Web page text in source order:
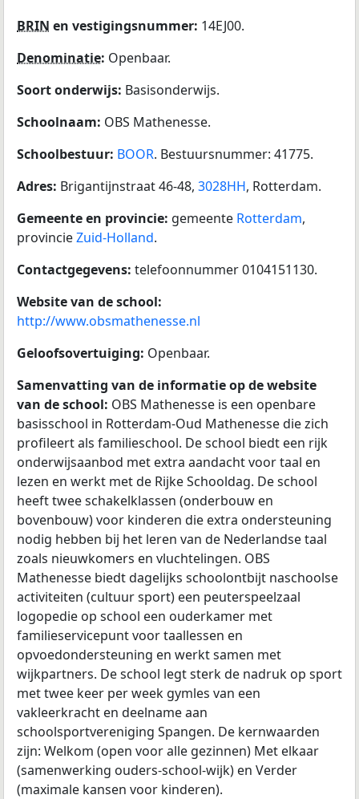
BRIN en vestigingsnummer: 14EJ00.
Denominatie: Openbaar.
Soort onderwijs: Basisonderwijs.
Schoolnaam: OBS Mathenesse.
Schoolbestuur: BOOR. Bestuursnummer: 41775.
Adres: Brigantijnstraat 46-48, 3028HH, Rotterdam.
Gemeente en provincie: gemeente Rotterdam,
provincieZuid-Holland.
Contactgegevens: telefoonnummer 0104151130.
Website van de school:
http://www.obsmathenesse.nl
Geloofsovertuiging: Openbaar.
Samenvatting van de informatie op de website
van de school: OBS Mathenesse is een openbare
basisschool in Rotterdam-Oud Mathenesse die zich
profileert als familieschool. De school biedt een rijk
onderwijsaanbod met extra aandacht voor taal en
lezen en werkt met de Rijke Schooldag. De school
heeft twee schakelklassen (onderbouw en
bovenbouw) voor kinderen die extra ondersteuning
nodig hebben bij het leren van de Nederlandse taal
zoals nieuwkomers en vluchtelingen. OBS
Mathenesse biedt dagelijks schoolontbijt naschoolse
activiteiten (cultuur sport) een peuterspeelzaal
logopedie op school een ouderkamer met
familieservicepunt voor taallessen en
opvoedondersteuning en werkt samen met
wijkpartners. De school legt sterk de nadruk op sport
met twee keer per week gymles van een
vakleerkracht en deelname aan
schoolsportvereniging Spangen. De kernwaarden
zijn: Welkom (open voor alle gezinnen) Met elkaar
(samenwerking ouders-school-wijk) en Verder
(maximale kansen voor kinderen).